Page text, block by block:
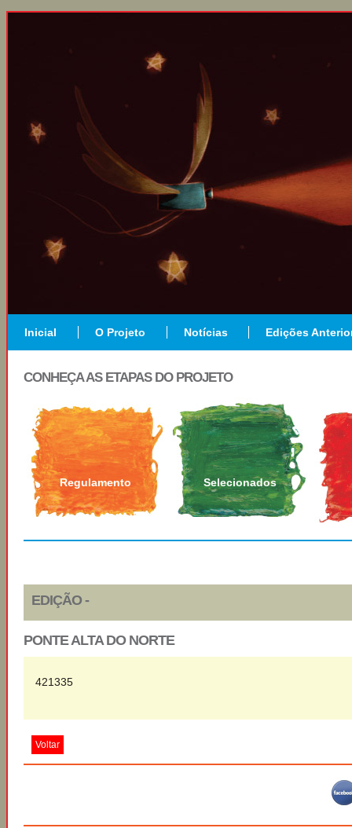
Inicial O Projeto Notícias Edições
CONHEÇA AS ETAPAS DO PROJETO
Regulamento Selecionados
EDIÇÃO -
PONTE ALTA DO NORTE
421335
Voltar